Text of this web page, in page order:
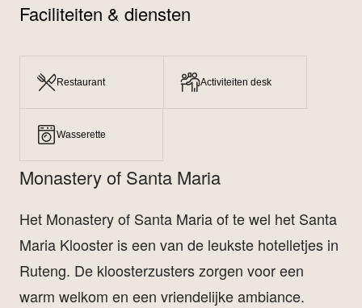
Monastery of Santa Maria
Het Monastery of Santa Maria of te wel het Santa
Maria Klooster is een van de leukste hotelletjes in
Ruteng. De kloosterzusters zorgen voor een
warm welkom en een vriendelijke ambiance.
Faciliteiten & diensten
Restaurant Activiteiten desk
Wasserette